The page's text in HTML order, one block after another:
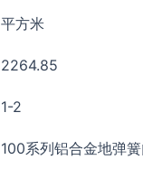
平方米
2264.85
1-2
100系列铝合金地弹簧